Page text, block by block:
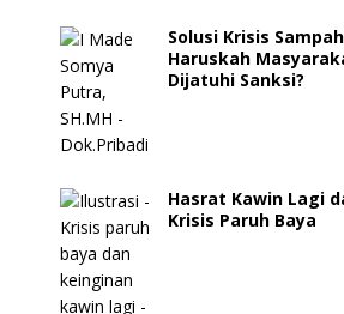
Solusi Krisis
Haruskah
Dijatuhi Sanksi?
Hasrat Kawin Lagi
Krisis Paruh Baya